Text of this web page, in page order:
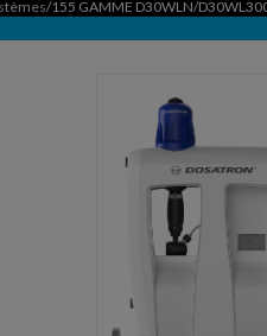
/155 GAMME D30WLN/